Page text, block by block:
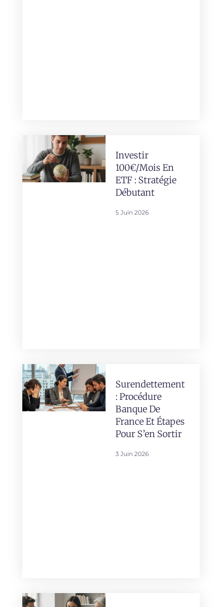
Investir
100€/mois En
ETF : Stratégie
Débutant
5 Juin 2026
Surendettement
: Procédure
Banque De
France Et Étapes
Pour S’en Sortir
3 Juin 2026